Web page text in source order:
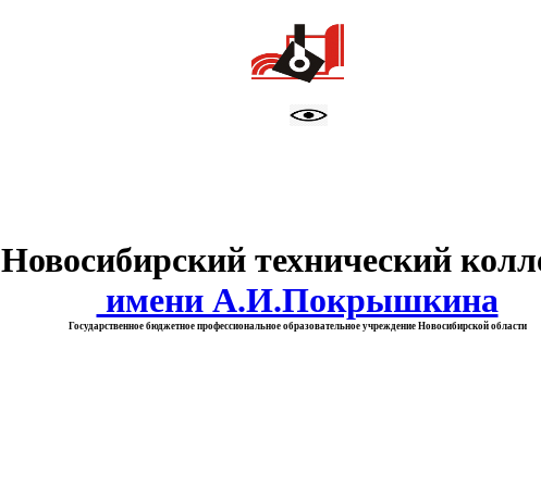
Новосибирский технический
имени А.И.Покрышкина
Государственное бюджетное профессиональное образовательное учреждение Новосибирской области